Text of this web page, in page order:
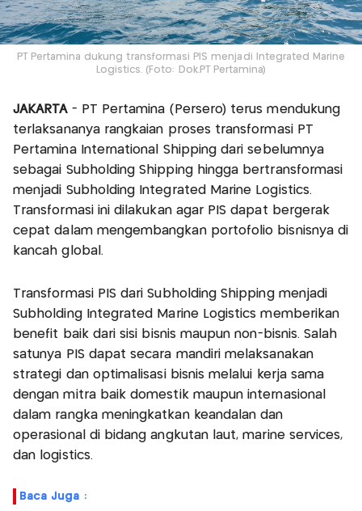
PT Pertamina dukung transformasi PIS menjadi Integrated Marine
Logistics. (Foto: Dok.PT Pertamina)
JAKARTA - PT Pertamina (Persero) terus mendukung
terlaksananya rangkaian proses transformasi PT
Pertamina International Shipping dari sebelumnya
sebagai Subholding Shipping hingga bertransformasi
menjadi Subholding Integrated Marine Logistics.
Transformasi ini dilakukan agar PIS dapat bergerak
cepat dalam mengembangkan portofolio bisnisnya di
kancah global.
Transformasi PIS dari Subholding Shipping menjadi
Subholding Integrated Marine Logistics memberikan
benefit baik dari sisi bisnis maupun non-bisnis. Salah
satunya PIS dapat secara mandiri melaksanakan
strategi dan optimalisasi bisnis melalui kerja sama
dengan mitra baik domestik maupun internasional
dalam rangka meningkatkan keandalan dan
operasional di bidang angkutan laut, marine services,
dan logistics.
Baca Juga :